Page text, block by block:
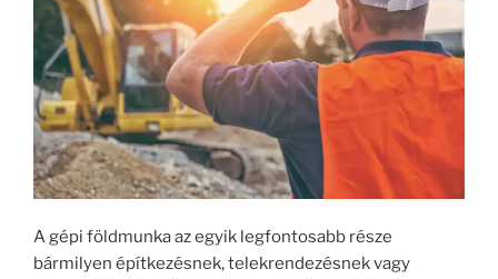
A gépi földmunka az egyik legfontosabb része
bármilyen építkezésnek, telekrendezésnek vagy